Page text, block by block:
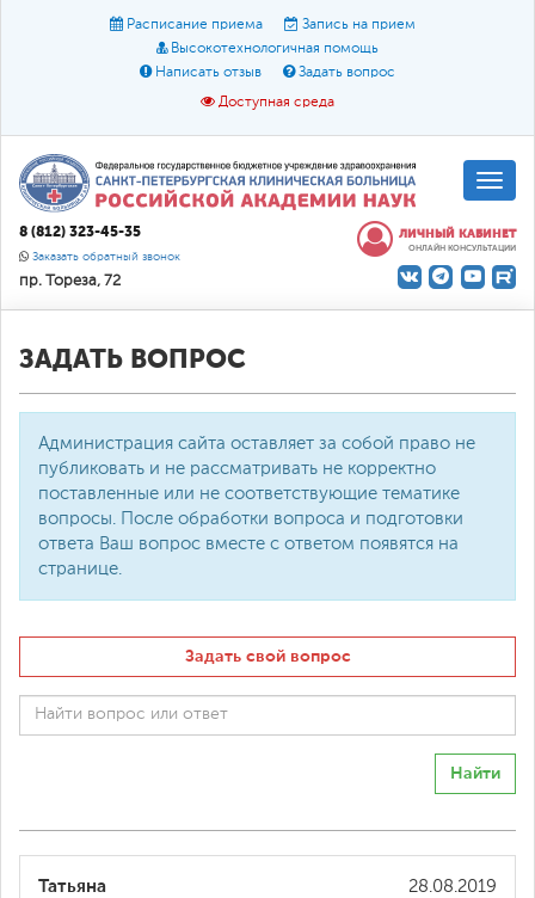
Расписание приема
Запись на прием
Высокотехнологичная помощь
Написать отзыв
Задать вопрос
Доступная среда
Размер шрифта: A A A
Цвет:
О доступной среде
8 (812) 323-45-35
Заказать обратный звонок
пр. Тореза, 72
ЛИЧНЫЙ КАБИНЕТ
ОНЛАЙН КОНСУЛЬТАЦИИ
ЗАДАТЬ ВОПРОС
Администрация сайта оставляет за собой право не
публиковать и не рассматривать не корректно
поставленные или не соответствующие тематике
вопросы. После обработки вопроса и подготовки
ответа Ваш вопрос вместе с ответом появятся на
странице.
Задать свой вопрос
Найти
28.08.2019
Татьяна